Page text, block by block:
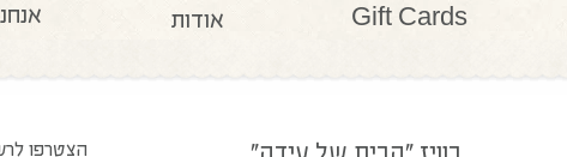
Gift Cards אודות
הצטרפו